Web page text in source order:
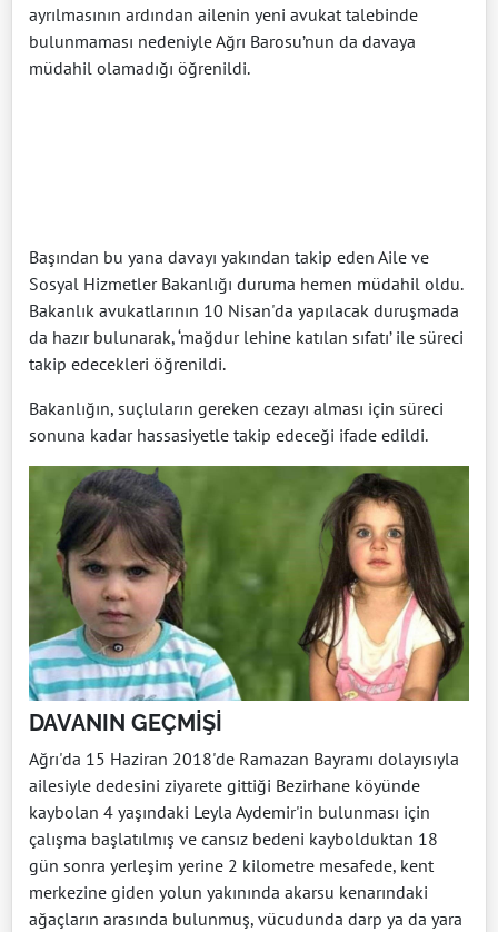
ayrılmasının ardından ailenin yeni avukat talebinde
bulunmaması nedeniyle Ağrı Barosu’nun da davaya
müdahil olamadığı öğrenildi.
Başından bu yana davayı yakından takip eden Aile ve
Sosyal Hizmetler Bakanlığı duruma hemen müdahil oldu.
Bakanlık avukatlarının 10 Nisan'da yapılacak duruşmada
da hazır bulunarak, ‘mağdur lehine katılan sıfatı’ ile süreci
takip edecekleri öğrenildi.
Bakanlığın, suçluların gereken cezayı alması için süreci
sonuna kadar hassasiyetle takip edeceği ifade edildi.
DAVANIN GEÇMİŞİ
Ağrı'da 15 Haziran 2018'de Ramazan Bayramı dolayısıyla
ailesiyle dedesini ziyarete gittiği Bezirhane köyünde
kaybolan 4 yaşındaki Leyla Aydemir'in bulunması için
çalışma başlatılmış ve cansız bedeni kaybolduktan 18
gün sonra yerleşim yerine 2 kilometre mesafede, kent
merkezine giden yolun yakınında akarsu kenarındaki
ağaçların arasında bulunmuş, vücudunda darp ya da yara